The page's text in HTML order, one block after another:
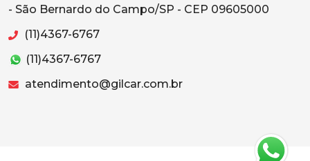
- São Bernardo do Campo/SP - CEP 09605000
(11)4367-6767
(11)4367-6767
atendimento@gilcar.com.br